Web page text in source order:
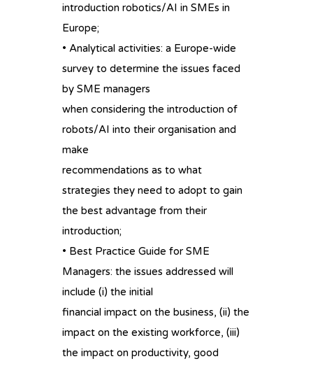
introduction robotics/AI in SMEs in
Europe;
• Analytical activities: a Europe-wide
survey to determine the issues faced
by SME managers
when considering the introduction of
robots/AI into their organisation and
make
recommendations as to what
strategies they need to adopt to gain
the best advantage from their
introduction;
• Best Practice Guide for SME
Managers: the issues addressed will
include (i) the initial
financial impact on the business, (ii) the
impact on the existing workforce, (iii)
the impact on productivity, good